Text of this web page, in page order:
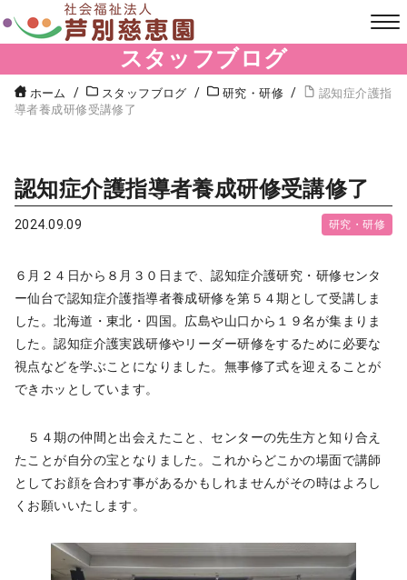
スタッフブログ
ホーム スタッフブログ 研究・研修
認知症介護指
導者養成研修受講修了
認知症介護指導者養成研修受講修了
2024.09.09 研究・研修
６月２４日から８月３０日まで、認知症介護研究・研修センタ
ー仙台で認知症介護指導者養成研修を第５４期として受講しま
した。北海道・東北・四国。広島や山口から１９名が集まりま
した。認知症介護実践研修やリーダー研修をするために必要な
視点などを学ぶことになりました。無事修了式を迎えることが
できホッとしています。
５４期の仲間と出会えたこと、センターの先生方と知り合え
たことが自分の宝となりました。これからどこかの場面で講師
としてお顔を合わす事があるかもしれませんがその時はよろし
くお願いいたします。